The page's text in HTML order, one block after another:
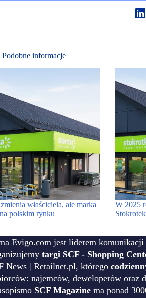
Podobne informacje
właściciela, ale marka
polskim rynku
W 2025
Stokrotek
Evigo.com jest liderem
targi SCF - Shopping
News | Retailnet.pl, którego
najemców, deweloperów oraz
SCF Magazine ma ponad